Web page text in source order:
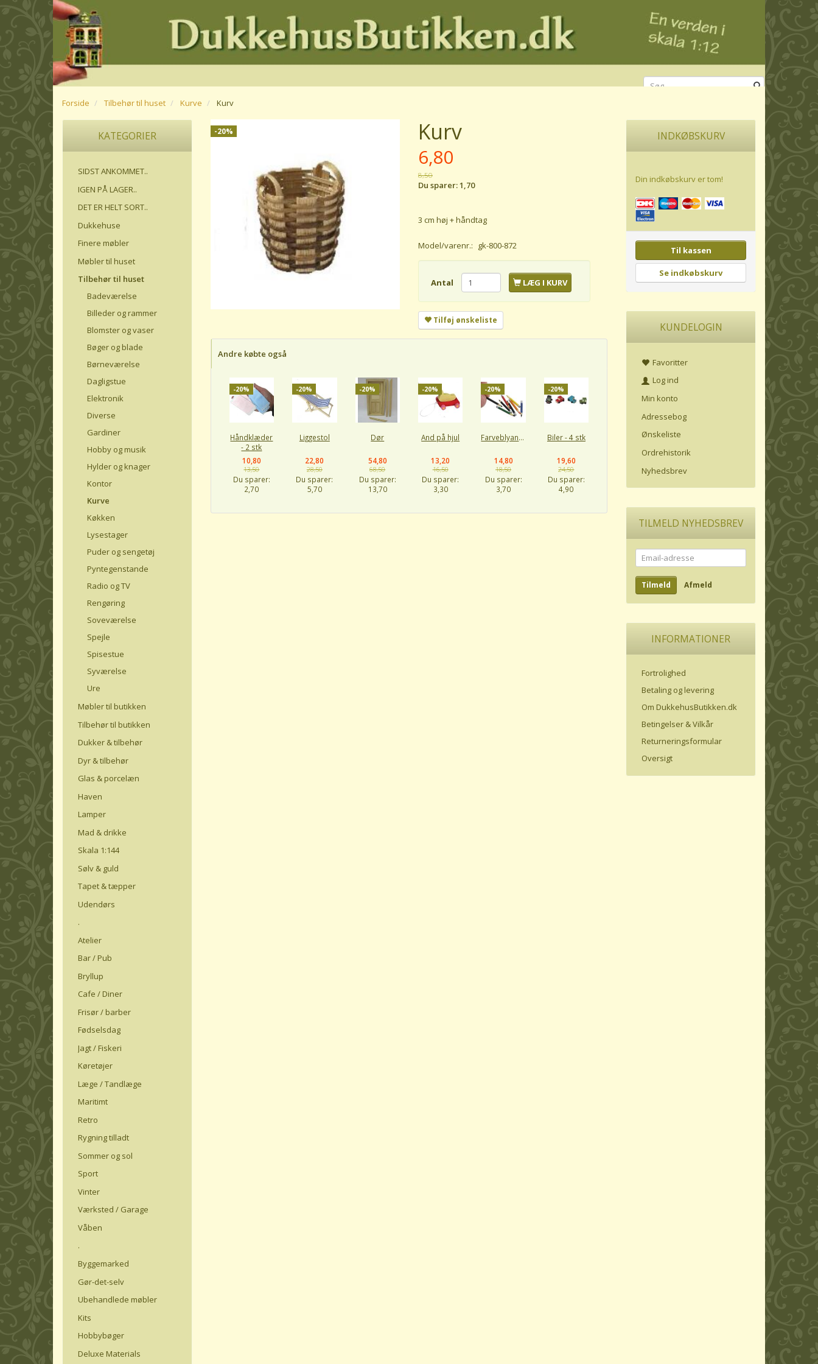
Forside Tilbehør til huset Kurve Kurv
KATEGORIER
SIDST ANKOMMET..
IGEN PÅ LAGER..
DET ER HELT SORT..
Dukkehuse
Finere møbler
Møbler til huset
Tilbehør til huset
Badeværelse
Billeder og rammer
Blomster og vaser
Bøger og blade
Børneværelse
Dagligstue
Elektronik
Diverse
Gardiner
Hobby og musik
Hylder og knager
Kontor
Kurve
Køkken
Lysestager
Puder og sengetøj
Pyntegenstande
Radio og TV
Rengøring
Soveværelse
Spejle
Spisestue
Syværelse
Ure
Møbler til butikken
Tilbehør til butikken
Dukker & tilbehør
Dyr & tilbehør
Glas & porcelæn
Haven
Lamper
Mad & drikke
Skala 1:144
Sølv & guld
Tapet & tæpper
Udendørs
.
Atelier
Bar / Pub
Bryllup
Cafe / Diner
Frisør / barber
Fødselsdag
Jagt / Fiskeri
Køretøjer
Læge / Tandlæge
Maritimt
Retro
Rygning tilladt
Sommer og sol
Sport
Vinter
Værksted / Garage
Våben
.
Byggemarked
Gør-det-selv
Ubehandlede møbler
Kits
Hobbybøger
Deluxe Materials
-20% Kurv
6,80
8,50
Du sparer:1,70
3 cm høj + håndtag
Model/varenr.: gk-800-872
Antal LÆG I KURV
Tilføj ønskeliste
Andre købte også
-20%
Håndklæder
- 2 stk
10,80
13,50
Du sparer:
2,70
-20%
Liggestol
22,80
28,50
Du sparer:
5,70
-20%
Dør
54,80
68,50
Du sparer:
13,70
-20%
And på hjul
13,20
16,50
Du sparer:
3,30
-20%
Farveblyanter
14,80
18,50
Du sparer:
3,70
-20%
Biler - 4 stk
19,60
24,50
Du sparer:
4,90
INDKØBSKURV
Din indkøbskurv er tom!
Til kassen
Se indkøbskurv
KUNDELOGIN
Favoritter
Log ind
Min konto
Adressebog
Ønskeliste
Ordrehistorik
Nyhedsbrev
TILMELD NYHEDSBREV
Email-
adresse
Tilmeld Afmeld
INFORMATIONER
Fortrolighed
Betaling og levering
Om DukkehusButikken.dk
Betingelser & Vilkår
Returneringsformular
Oversigt